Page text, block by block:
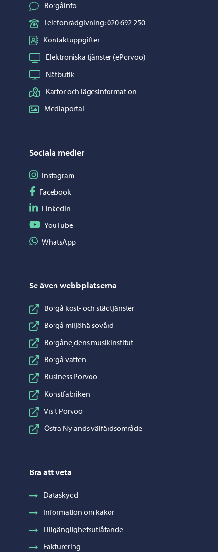
Borgåinfo
Telefonrådgivning: 020 692 250
Kontaktuppgifter
Elektroniska tjänster (ePorvoo)
Nätbutik
Kartor och lägesinformation
Mediaportal
Sociala medier
Följ på Instagram
Instagram
Följ på Facebook
Facebook
Följ på LinkedIn
LinkedIn
Följ på YouTube
YouTube
Dela på WhatsApp
WhatsApp
Se även webbplatserna
Borgå kost- och städtjänster
Borgå miljöhälsovård
Borgånejdens musikinstitut
Borgå vatten
Business Porvoo
Konstfabriken
Visit Porvoo
Östra Nylands välfärdsområde
Bra att veta
Dataskydd
Information om kakor
Tillgänglighetsutlåtande
Fakturering